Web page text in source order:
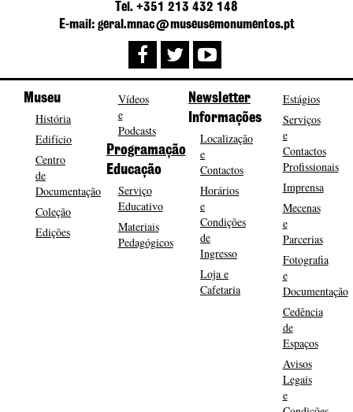
Tel. +351 213 432 148
E-mail: geral.mnac@museusemonumentos.pt
Museu
História
Edifício
Centro
de
Documentação
Coleção
Edições
Vídeos
e
Podcasts
Programação
Educação
Serviço
Educativo
Materiais
Pedagógicos
Newsletter
Informações
Localização
e
Contactos
Horários
e
Condições
de
Ingresso
Loja e
Cafetaria
Estágios
Serviços
e
Contactos
Profissionais
Imprensa
Mecenas
e
Parcerias
Fotografia
e
Documentação
Cedência
de
Espaços
Avisos
Legais
e